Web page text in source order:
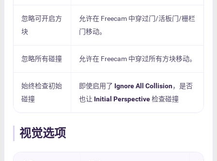
忽略可开启方
块
允许在 Freecam 中穿过门/活板门/栅栏
门移动。
忽略所有碰撞 允许在 Freecam 中穿过所有方块移动。
始终检查初始
碰撞
即使启用了 Ignore All Collision，是否
也让 Initial Perspective检查碰撞
视觉选项